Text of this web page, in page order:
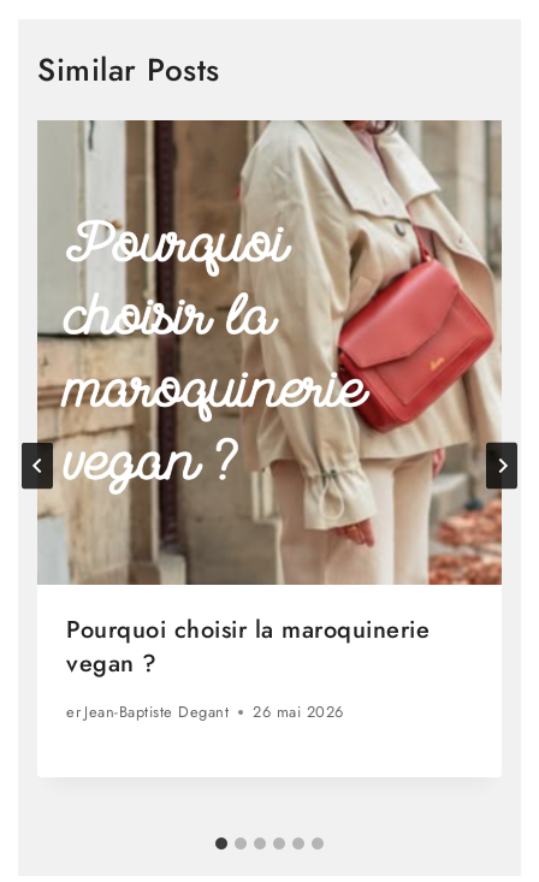
Similar Posts
Pourquoi choisir la maroquinerie
vegan ?
er Jean-Baptiste Degant 26 mai 2026